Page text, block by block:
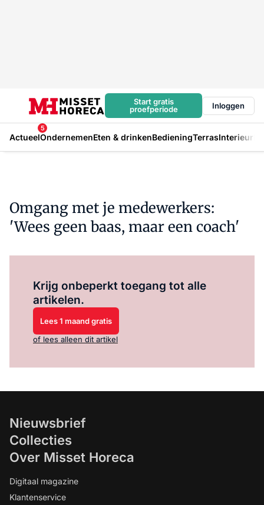
Start gratis
proefperiode
Inloggen
Actueel
5
OndernemenEten & drinkenBedieningTerrasInterieur
Omgang met je medewerkers:
'Wees geen baas, maar een coach'
Krijg onbeperkt toegang tot alle
artikelen.
Lees 1 maand gratis
of lees alleen dit artikel
Nieuwsbrief
Collecties
Over Misset Horeca
Digitaal magazine
Klantenservice